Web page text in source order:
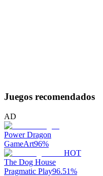
Juegos recomendados
AD
Power Dragon
GameArt96%
HOT
The Dog House
Pragmatic Play96.51%